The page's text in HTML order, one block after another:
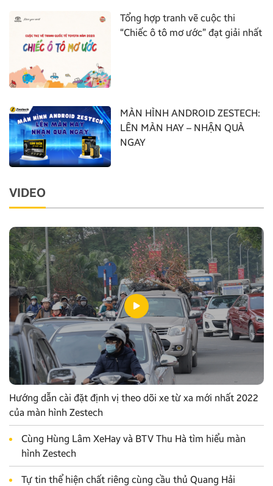
Tổng hợp tranh vẽ cuộc thi
“Chiếc ô tô mơ ước” đạt giải nhất
MÀN HÌNH ANDROID ZESTECH:
LÊN MÀN HAY – NHẬN QUÀ
NGAY
VIDEO
Hướng dẫn cài đặt định vị theo dõi xe từ xa mới nhất 2022
của màn hình Zestech
Cùng Hùng Lâm XeHay và BTV Thu Hà tìm hiểu màn
hình Zestech
Tự tin thể hiện chất riêng cùng cầu thủ Quang Hải